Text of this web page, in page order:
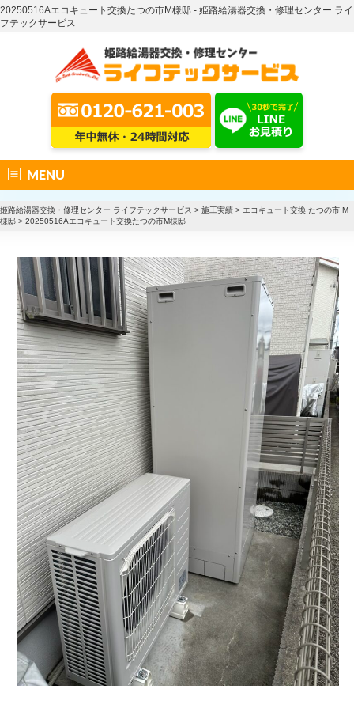
20250516Aエコキュート交換たつの市M様邸 - 姫路給湯器交換・修理センター ライ
フテックサービス
MENU
姫路給湯器交換・修理センター ライフテックサービス > 施工実績 > エコキュート交換 たつの市 M
様邸 > 20250516Aエコキュート交換たつの市M様邸